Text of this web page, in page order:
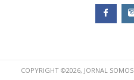
COPYRIGHT ©2026, JORNAL